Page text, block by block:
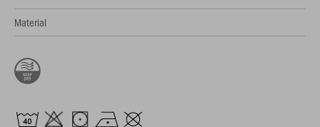
Material